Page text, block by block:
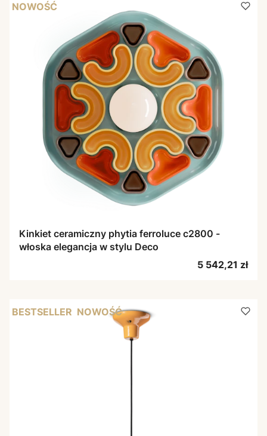
NOWOŚĆ
Kinkiet ceramiczny phytia ferroluce c2800 -
włoska elegancja w stylu Deco
Cena
5 542,21 zł
BESTSELLER NOWOŚĆ